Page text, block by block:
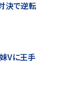
決で逆転
Vに王手